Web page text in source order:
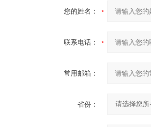
您的姓名：
联系电话：
常用邮箱：
省份：